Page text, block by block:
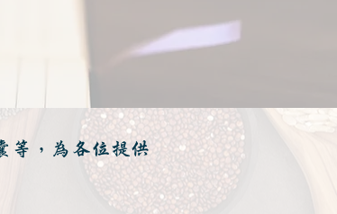
等，為各位提供